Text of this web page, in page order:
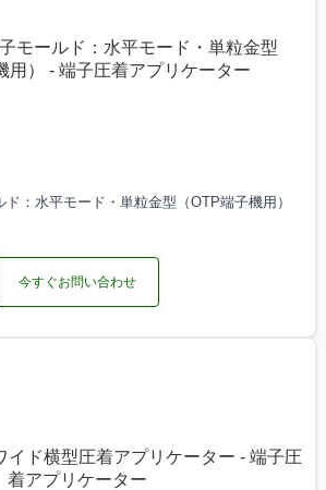
：水平モード・単粒金型（OTP端子機用）
今すぐお問い合わせ